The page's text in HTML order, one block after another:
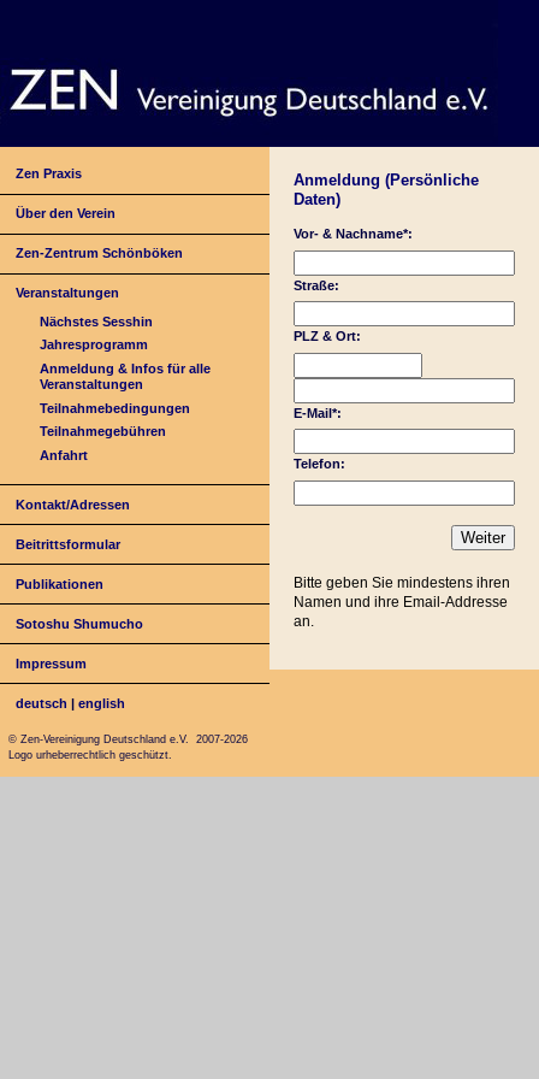
Zen Praxis
Über den Verein
Zen-Zentrum Schönböken
Veranstaltungen
Nächstes Sesshin
Jahresprogramm
Anmeldung & Infos für alle
Veranstaltungen
Teilnahmebedingungen
Teilnahmegebühren
Anfahrt
Kontakt/Adressen
Beitrittsformular
Publikationen
Sotoshu Shumucho
Impressum
deutsch |english
Anmeldung (Persönliche
Daten)
Vor- & Nachname*:
Straße:
PLZ & Ort:
E-Mail*:
Telefon:
Bitte geben Sie mindestens ihren
Namen und ihre Email-Addresse
an.
© Zen-Vereinigung Deutschland e.V. 2007-2026
Logo urheberrechtlich geschützt.